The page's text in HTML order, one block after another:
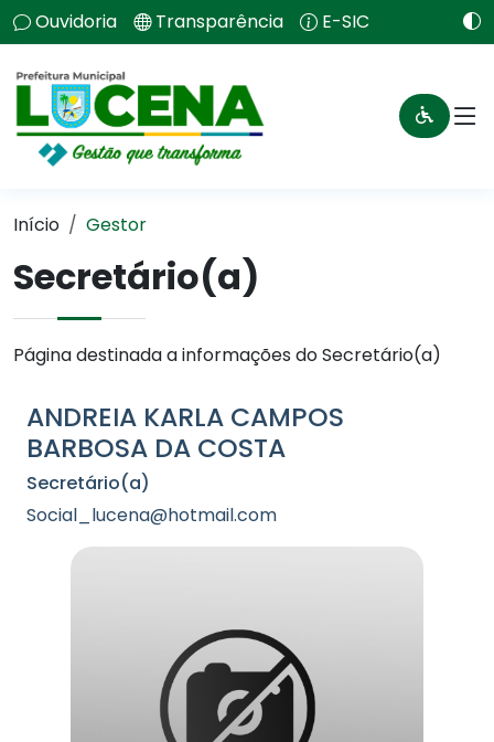
Ouvidoria Transparência E-SIC
Início Gestor
Secretário(a)
Página destinada a informações do Secretário(a)
ANDREIA KARLA CAMPOS
BARBOSA DA COSTA
Secretário(a)
Social_lucena@hotmail.com